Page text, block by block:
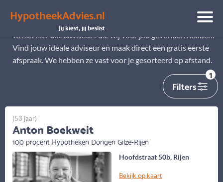
HypotheekAdvies.nl
Jij kiest, jij beslist
Alle adviseurs
Je ziet hier alle adviseurs die wij voor jou gevonden hebben.
Vind jouw ideale adviseur en maak direct een gratis eerste
afspraak. We hebben ze vast voor je gesorteerd op afstand.
Filters
1
Hoofdstraat 50b, Rijen
Bekijk op kaart
(53 jaar)
Anton Boekweit
100 procent Hypotheken Dongen Gilze-Rijen